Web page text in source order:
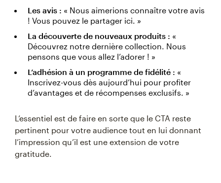
Les avis : « Nous aimerions connaître votre avis
! Vous pouvez le partager ici. »
La découverte de nouveaux produits : «
Découvrez notre dernière collection. Nous
pensons que vous allez l’adorer ! »
L’adhésion à un programme de fidélité : «
Inscrivez-vous dès aujourd’hui pour profiter
d’avantages et de récompenses exclusifs. »
L’essentiel est de faire en sorte que le CTA reste
pertinent pour votre audience tout en lui donnant
l’impression qu’il est une extension de votre
gratitude.